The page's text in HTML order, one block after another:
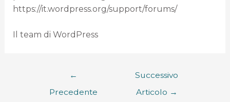
https://it.wordpress.org/support/forums/
Il team di WordPress
←
Precedente
Successivo
Articolo →